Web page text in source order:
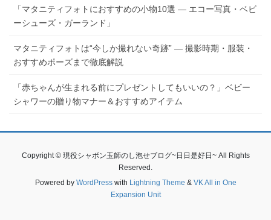
「マタニティフォトにおすすめの小物10選 ― エコー写真・ベビ
ーシューズ・ガーランド」
マタニティフォトは“今しか撮れない奇跡” ― 撮影時期・服装・
おすすめポーズまで徹底解説
「赤ちゃんが生まれる前にプレゼントしてもいいの？」ベビー
シャワーの贈り物マナー＆おすすめアイテム
Copyright © 現役シャボン玉師のし泡せブログ~日日是好日~ All Rights
Reserved.
Powered by WordPresswith Lightning Theme & VK All in One
Expansion Unit